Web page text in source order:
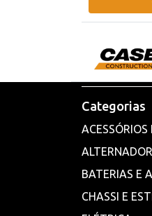
Categorias
BATERIAS E
CHASSI E